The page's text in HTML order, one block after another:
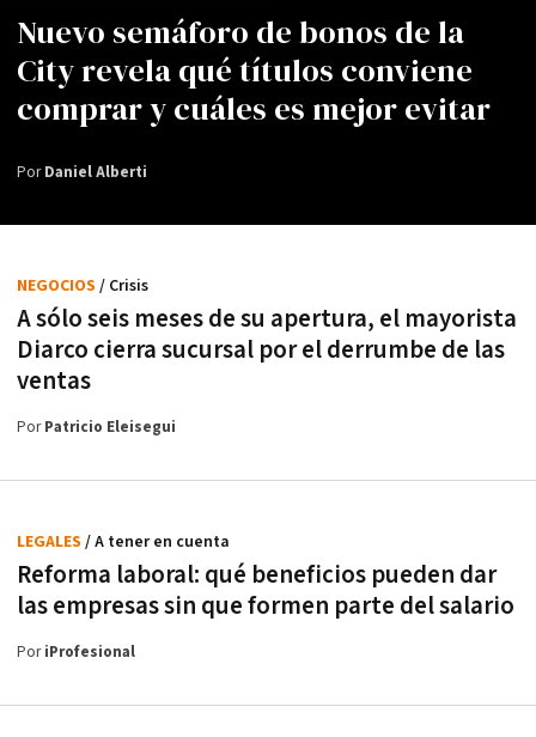
Nuevo semáforo de bonos de la
City revela qué títulos conviene
comprar y cuáles es mejor evitar
PorDaniel Alberti
A sólo seis meses de su apertura, el mayorista
Diarco cierra sucursal por el derrumbe de las
ventas
NEGOCIOS / Crisis
PorPatricio Eleisegui
Reforma laboral: qué beneficios pueden dar
las empresas sin que formen parte del salario
LEGALES / A tener en cuenta
PoriProfesional